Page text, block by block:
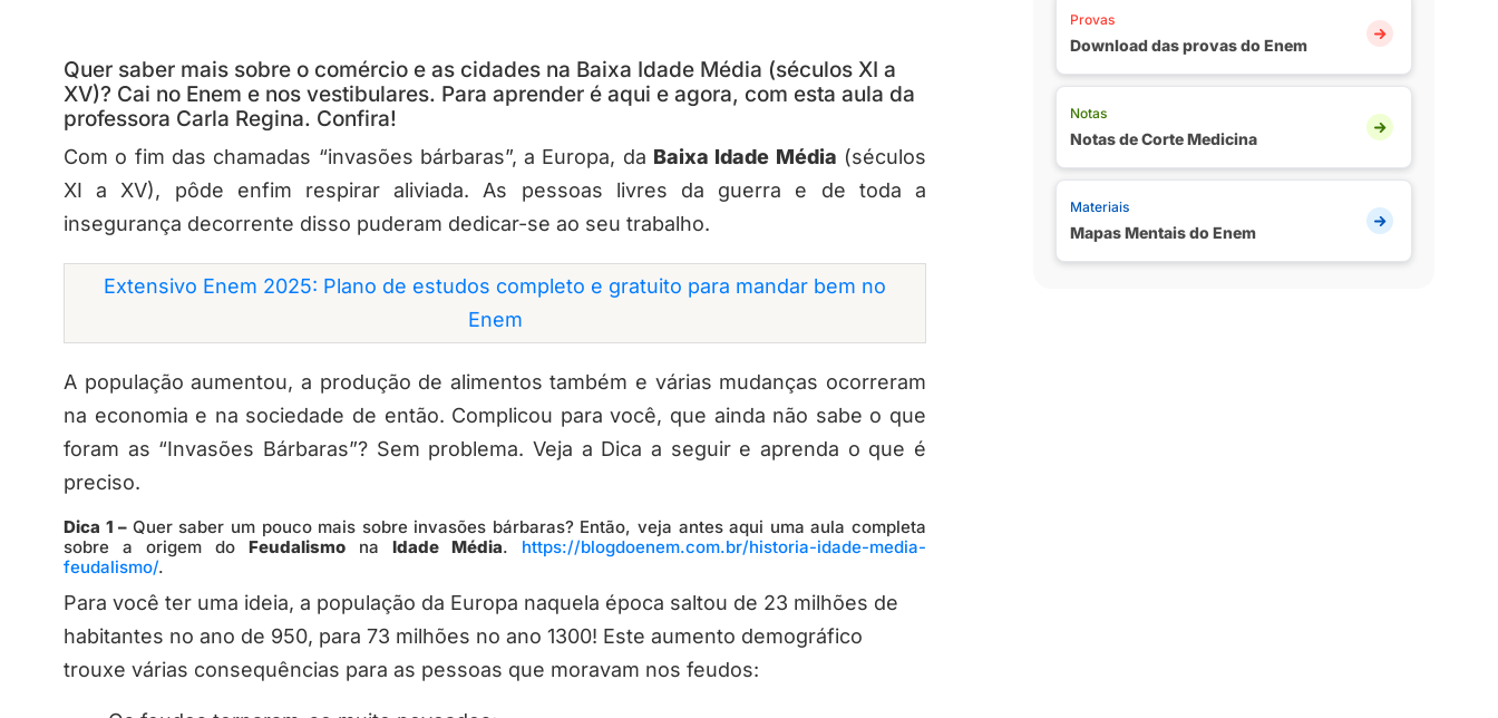
Quer saber mais sobre o comércio e as cidades na Baixa Idade Média (séculos XI a
XV)? Cai no Enem e nos vestibulares. Para aprender é aqui e agora, com esta aula da
professora Carla Regina. Confira!
Com o fim das chamadas “invasões bárbaras”, a Europa, da Baixa Idade Média (séculos
XI a XV), pôde enfim respirar aliviada. As pessoas livres da guerra e de toda a
insegurança decorrente disso puderam dedicar-se ao seu trabalho.
Extensivo Enem 2025: Plano de estudos completo e gratuito para mandar bem no
Enem
A população aumentou, a produção de alimentos também e várias mudanças ocorreram
na economia e na sociedade de então. Complicou para você, que ainda não sabe o que
foram as “Invasões Bárbaras”? Sem problema. Veja a Dica a seguir e aprenda o que é
preciso.
Dica 1 – Quer saber um pouco mais sobre invasões bárbaras? Então, veja antes aqui uma aula completa
sobre a origem do Feudalismo na Idade Média. https://blogdoenem.com.br/historia-idade-media-
feudalismo/.
Para você ter uma ideia, a população da Europa naquela época saltou de 23 milhões de
habitantes no ano de 950, para 73 milhões no ano 1300! Este aumento demográfico
trouxe várias consequências para as pessoas que moravam nos feudos:
Provas
Download das provas do Enem
Notas
Notas de Corte Medicina
Materiais
Mapas Mentais do Enem